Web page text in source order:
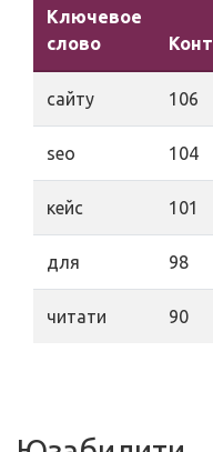
Ключевое
слово
сайту 106
seo 104
кейс 101
для 98
читати 90